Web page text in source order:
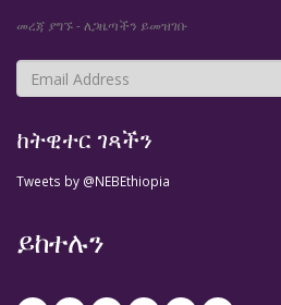
መረጃ ያግኙ - ለጋዜጣችን ይመዝገቡ
ከትዊተር ገጻችን
Tweets by @NEBEthiopia
ይከተሉን